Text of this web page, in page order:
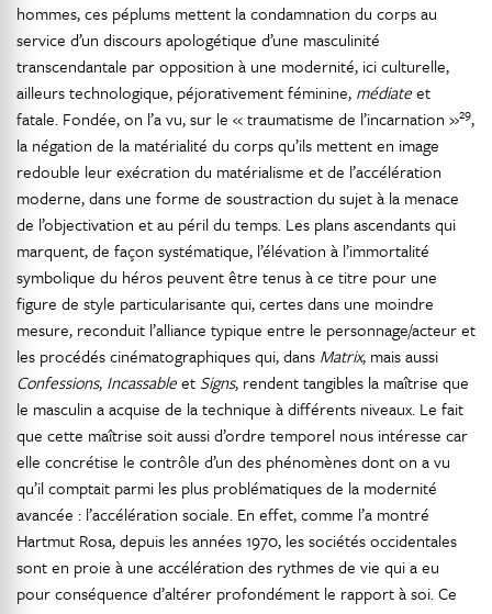
hommes, ces péplums mettent la condamnation du corps au
service d’un discours apologétique d’une masculinité
transcendantale par opposition à une modernité, ici culturelle,
ailleurs technologique, péjorativement féminine, médiateet
fatale. Fondée, on l’a vu, sur le « traumatisme de l’incarnation »29,
la négation de la matérialité du corps qu’ils mettent en image
redouble leur exécration du matérialisme et de l’accélération
moderne, dans une forme de soustraction du sujet à la menace
de l’objectivation et au péril du temps. Les plans ascendants qui
marquent, de façon systématique, l’élévation à l’immortalité
symbolique du héros peuvent être tenus à ce titre pour une
figure de style particularisante qui, certes dans une moindre
mesure, reconduit l’alliance typique entre le personnage/acteur et
les procédés cinématographiques qui, dans Matrix, mais aussi
Confessions, Incassableet Signs, rendent tangibles la maîtrise que
le masculin a acquise de la technique à différents niveaux. Le fait
que cette maîtrise soit aussi d’ordre temporel nous intéresse car
elle concrétise le contrôle d’un des phénomènes dont on a vu
qu’il comptait parmi les plus problématiques de la modernité
avancée : l’accélération sociale. En effet, comme l’a montré
Hartmut Rosa, depuis les années 1970, les sociétés occidentales
sont en proie à une accélération des rythmes de vie qui a eu
pour conséquence d’altérer profondément le rapport à soi. Ce